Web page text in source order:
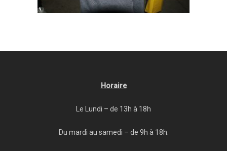
Horaire
Le Lundi – de 13h à 18h
Du mardi au samedi – de 9h à 18h.